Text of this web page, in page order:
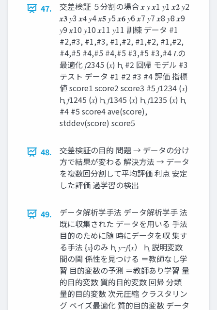
47.
交差検証 ５分割の場合 𝒙 𝑦 𝒙1 𝑦1 𝒙𝟐 𝑦2
𝒙𝟑 𝑦3 𝒙𝟒 𝑦4 𝒙𝟓 𝑦5 𝒙𝟔 𝑦6 𝒙7 𝑦7 𝒙8 𝑦8 𝒙9
𝑦9 𝒙10 𝑦10 𝒙11 𝑦11 訓練 データ #1
#2,#3, #1,#3, #1,#2, #1,#2, #1,#2,
#4,#5 #4,#5 #4,#5 #3,#5 #3,#4 𝐿の
最適化 𝑓2345 (𝑥) Ԧ #2 回帰 モデル #3
テスト データ #1 #2 #3 #4 評価 指標
値 score1 score2 score3 #5 𝑓1234 (𝑥)
Ԧ 𝑓1245 (𝑥) Ԧ 𝑓1345 (𝑥) Ԧ 𝑓1235 (𝑥) Ԧ
#4 #5 score4 ave(score),
stddev(score) score5
48.
交差検証の目的 問題 → データの分け
方で結果が変わる 解決方法 → データ
を複数回分割して平均評価 利点 安定
した評価 過学習の検出
49.
データ解析学手法 データ解析学手 法
既に収集された データを用いる 手法
目的のために随 時にデータを収 集す
る手法 {𝑥}のみ Ԧ 𝑦~𝑓(𝑥） Ԧ 説明変数
間の関 係性を見つける ＝教師なし学
習 目的変数の予測 ＝教師あり学習 量
的目的変数 質的目的変数 回帰 分類
量的目的変数 次元圧縮 クラスタリン
グ ベイズ最適化 質的目的変数 データ